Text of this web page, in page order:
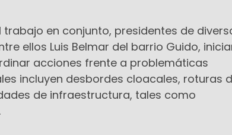
en conjunto, presidentes de
ellos Luis Belmar del barrio Guido,
acciones frente a problemáticas
incluyen desbordes cloacales, roturas
de infraestructura, tales como